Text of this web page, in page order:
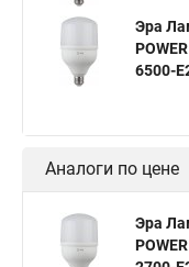
Эра
6500-
Аналоги по цене
Эра